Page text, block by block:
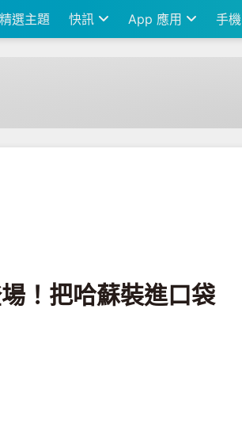
精選主題 快訊 App 應用 手機
！把哈蘇裝進口袋